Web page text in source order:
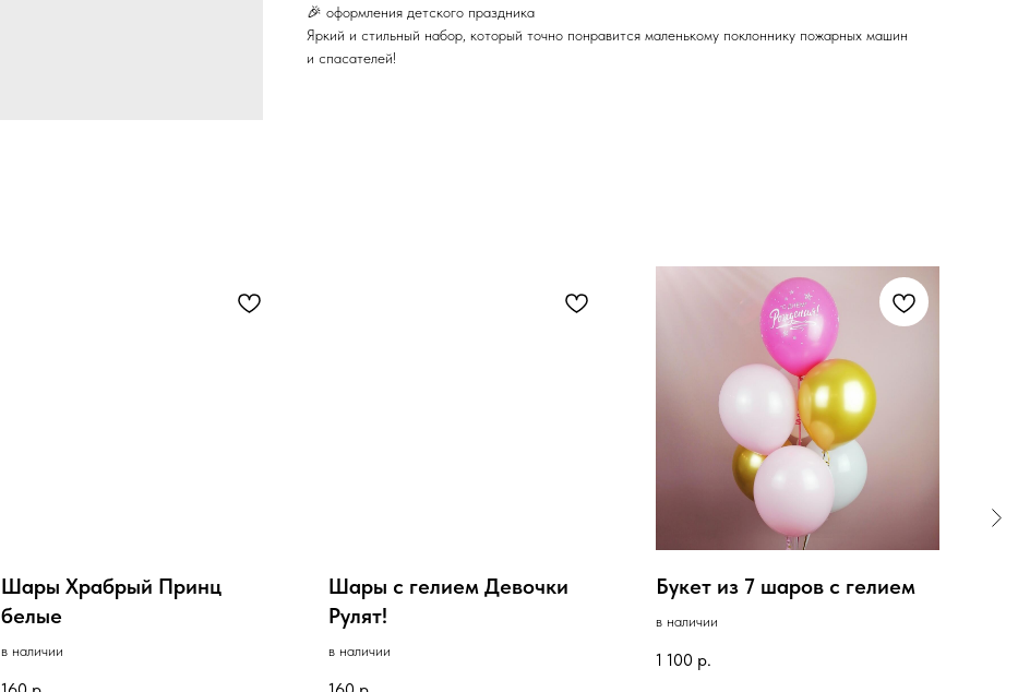
🎉 оформления детского праздника
Яркий и стильный набор, который точно понравится маленькому поклоннику пожарных машин
и спасателей!
Шары Храбрый Принц
белые
в наличии
Шары с гелием Девочки
Рулят!
в наличии
Букет из 7 шаров с гелием
в наличии
1 100 р.